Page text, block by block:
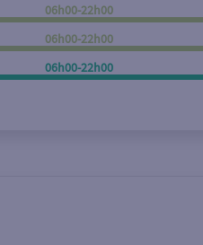
06h00-22h00
06h00-22h00
06h00-22h00